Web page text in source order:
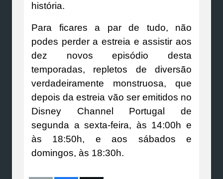
história.
Para ficares a par de tudo, não
podes perder a estreia e assistir aos
dez novos episódio desta
temporadas, repletos de diversão
verdadeiramente monstruosa, que
depois da estreia vão ser emitidos no
Disney Channel Portugal de
segunda a sexta-feira, às 14:00h e
às 18:50h, e aos sábados e
domingos, às 18:30h.